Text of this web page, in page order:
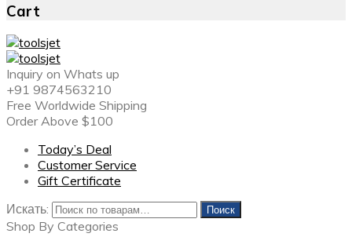
Cart
Inquiry on Whats up
+91 9874563210
Free Worldwide Shipping
Order Above $100
Today’s Deal
Customer Service
Gift Certificate
Искать:
Поиск
Shop By Categories